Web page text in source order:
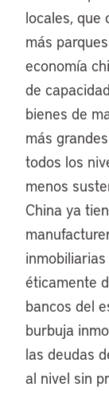
locales, que
más
economía
de
bienes de
más
todos los
menos
China ya
éticamente
bancos del
burbuja
las deudas
al nivel sin